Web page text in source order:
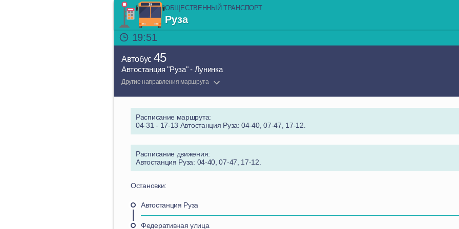
ОБЩЕСТВЕННЫЙ ТРАНСПОРТ
Руза
19:51
Автобус 45
Автостанция "Руза" - Лунинка
Другие направления маршрута
Расписание маршрута:
04-31 - 17-13 Автостанция Руза: 04-40, 07-47, 17-12.
Расписание движения:
Автостанция Руза: 04-40, 07-47, 17-12.
Остановки:
Автостанция Руза
Федеративная улица